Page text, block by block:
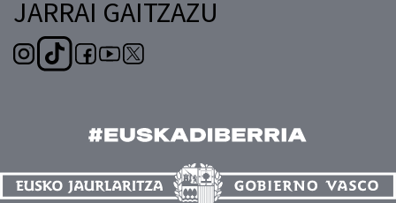
JARRAI GAITZAZU